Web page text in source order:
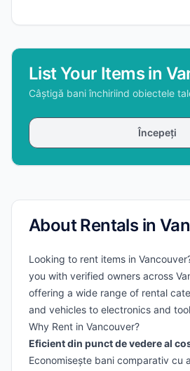
List Your Items in
Câștigă bani închiriind obiectele
Începeți
About Rentals in
Looking to rent items in
you with verified owners across
offering a wide range of rental
and vehicles to electronics and
Why Rent in Vancouver?
Eficient din punct de vedere al
Economisește bani comparativ cu